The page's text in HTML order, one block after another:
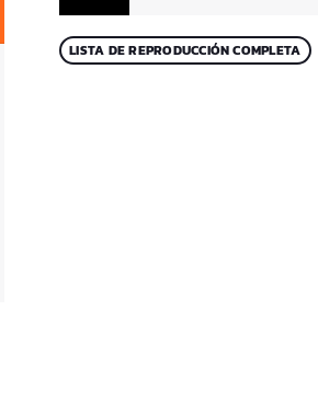
LISTA DE REPRODUCCIÓN COMPLETA